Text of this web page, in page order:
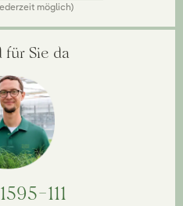
möglich)
für Sie da
111